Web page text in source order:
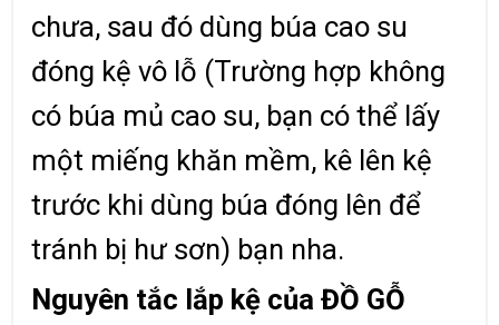
chưa, sau đó dùng búa cao su
đóng kệ vô lỗ (Trường hợp không
có búa mủ cao su, bạn có thể lấy
một miếng khăn mềm, kê lên kệ
trước khi dùng búa đóng lên để
tránh bị hư sơn) bạn nha.
Nguyên tắc lắp kệ của ĐỒ GỖ